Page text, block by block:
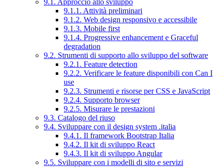
9.1. Approccio allo sviluppo
9.1.1. Attività preliminari
9.1.2. Web design responsivo e accessibile
9.1.3. Mobile first
9.1.4. Progressive enhancement e Graceful
degradation
9.2. Strumenti di supporto allo sviluppo del software
9.2.1. Feature detection
9.2.2. Verificare le feature disponibili con Can I
use
9.2.3. Strumenti e risorse per CSS e JavaScript
9.2.4. Supporto browser
9.2.5. Misurare le prestazioni
9.3. Catalogo del riuso
9.4. Sviluppare con il design system .italia
9.4.1. Il framework Bootstrap Italia
9.4.2. Il kit di sviluppo React
9.4.3. Il kit di sviluppo Angular
9.5. Sviluppare con i modelli di sito e servizi